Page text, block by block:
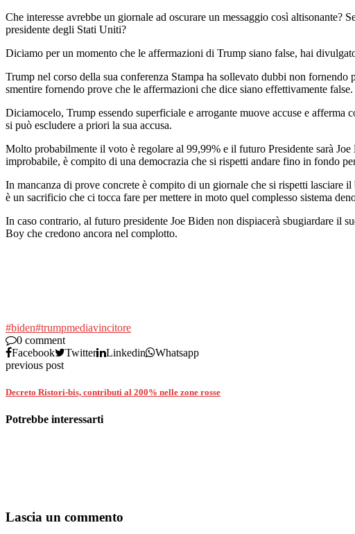
Che interesse avrebbe un giornale ad oscurare un messaggio così
presidente degli Stati Uniti?
Diciamo per un momento che le affermazioni di Trump siano false, hai
Trump nel corso della sua conferenza Stampa ha sollevato dubbi non
smentire fornendo prove che le affermazioni che dice siano effettivamente
Diciamocelo, Trump essendo superficiale e arrogante muove accuse e afferma
si può escludere a priori la sua accusa.
Molto probabilmente il voto è regolare al 99,99% e il futuro Presidente sarà
improbabile, è compito di una democrazia che si rispetti andare fino in fondo
In mancanza di prove concrete è compito di un giornale che si rispetti lasciare
è un sacrificio che ci tocca fare per mettere in moto quel complesso sistema
In caso contrario, al futuro presidente Joe Biden non dispiacerà sbugiardare il
Boy che credono ancora nel complotto.
#biden#trumpmediavincitore
0 comment
Facebook
Twitter Linkedin
Whatsapp
previous post
Decreto Ristori-bis, contributi al 200% nelle zone rosse
Potrebbe interessarti
Lascia un commento